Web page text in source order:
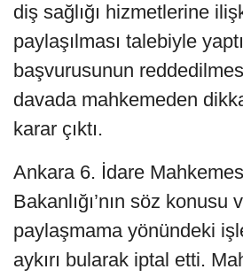
diş sağlığı hizmetlerine
paylaşılması talebiyle
başvurusunun
davada mahkemeden
karar çıktı.
Ankara 6. İdare
Bakanlığı’nın söz konusu
paylaşmama yönündeki
aykırı bularak iptal etti.